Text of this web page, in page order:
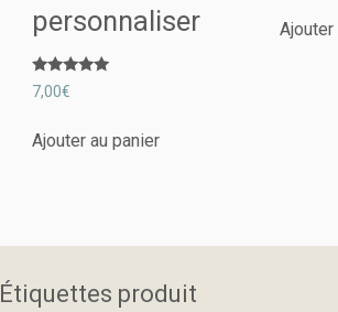
personnaliser
Note
5.00
7,00€
Ajouter au panier
Ajouter
Étiquettes produit